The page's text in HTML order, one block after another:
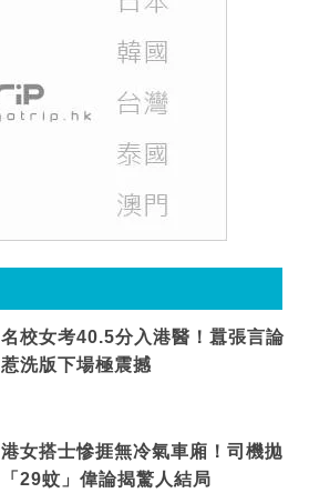
名校女考40.5分入港醫！囂張言論
惹洗版下場極震撼
港女搭士慘捱無冷氣車廂！司機拋
「29蚊」偉論揭驚人結局